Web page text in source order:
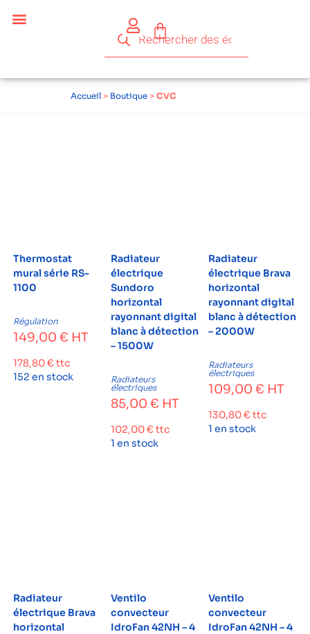
Accueil > Boutique > CVC
Thermostat
mural série RS-
1100
Régulation
149,00 € HT
178,80€ttc
152 en stock
Radiateur
électrique
Sundoro
horizontal
rayonnant digital
blanc à détection
– 1500W
Radiateurs
électriques
85,00 € HT
102,00€ttc
1 en stock
Radiateur
électrique Brava
horizontal
rayonnant digital
blanc à détection
– 2000W
Radiateurs
électriques
109,00 € HT
130,80€ttc
1 en stock
Radiateur
électrique Brava
horizontal
Ventilo
convecteur
IdroFan 42NH – 4
Ventilo
convecteur
IdroFan 42NH – 4